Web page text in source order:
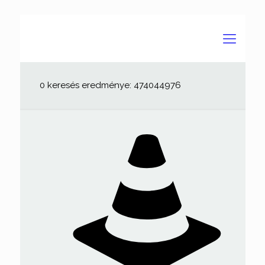
0 keresés eredménye: 474044976